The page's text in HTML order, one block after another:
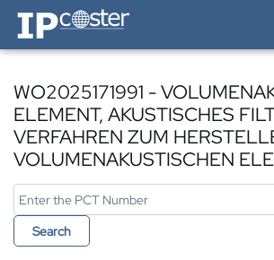
IP-Coster — Home
WO2025171991 -
ELEMENT, AKUSTISCHES
VERFAHREN ZUM
VOLUMENAKUSTISCHEN
Search